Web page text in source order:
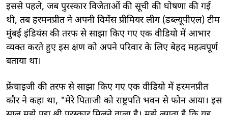
इससे पहले, जब पुरस्कार विजेताओं की सूची की घोषणा की गई
थी, तब हरमनप्रीत ने अपनी विमेंस प्रीमियर लीग (डब्ल्यूपीएल) टीम
मुंबई इंडियंस की तरफ से साझा किए गए एक वीडियो में आभार
व्यक्त करते हुए इस क्षण को अपने परिवार के लिए बेहद महत्वपूर्ण
बताया था।
फ्रेंचाइजी की तरफ से साझा किए गए एक वीडियो में हरमनप्रीत
कौर ने कहा था, "मेरे पिताजी को राष्ट्रपति भवन से फोन आया। इस